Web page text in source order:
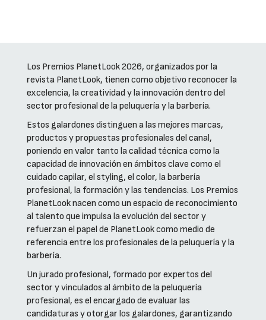
Los Premios PlanetLook 2026, organizados por la
revista PlanetLook, tienen como objetivo reconocer la
excelencia, la creatividad y la innovación dentro del
sector profesional de la peluquería y la barbería.
Estos galardones distinguen a las mejores marcas,
productos y propuestas profesionales del canal,
poniendo en valor tanto la calidad técnica como la
capacidad de innovación en ámbitos clave como el
cuidado capilar, el styling, el color, la barbería
profesional, la formación y las tendencias. Los Premios
PlanetLook nacen como un espacio de reconocimiento
al talento que impulsa la evolución del sector y
refuerzan el papel de PlanetLook como medio de
referencia entre los profesionales de la peluquería y la
barbería.
Un jurado profesional, formado por expertos del
sector y vinculados al ámbito de la peluquería
profesional, es el encargado de evaluar las
candidaturas y otorgar los galardones, garantizando